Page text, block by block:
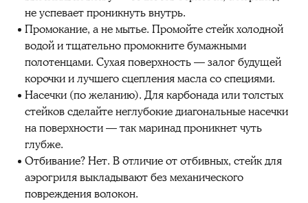
не успевает проникнуть внутрь.
Промокание, а не мытье. Промойте стейк холодной
водой и тщательно промокните бумажными
полотенцами. Сухая поверхность — залог будущей
корочки и лучшего сцепления масла со специями.
Насечки (по желанию). Для карбонада или толстых
стейков сделайте неглубокие диагональные насечки
на поверхности — так маринад проникнет чуть
глубже.
Отбивание? Нет. В отличие от отбивных, стейк для
аэрогриля выкладывают без механического
повреждения волокон.